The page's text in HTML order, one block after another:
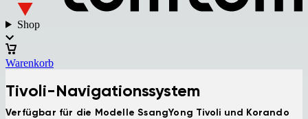
Shop
Warenkorb
Tivoli-Navigationssystem
Verfügbar für die Modelle SsangYong Tivoli und Korando